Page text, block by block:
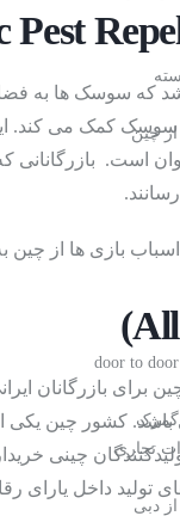
حشرات
چین
گمرک
تجاری
دبی
ها به فضای
کمک می کند.
برای
کشور چین یکی
چینی
تولید داخل یارای